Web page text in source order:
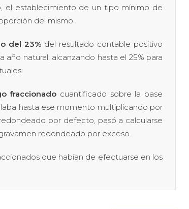
el establecimiento de un tipo mínimo de
del mismo.
del 23% del resultado contable positivo
año natural, alcanzando hasta el 25% para
fraccionado cuantificado sobre la base
hasta ese momento multiplicando por
por defecto, pasó a calcularse
redondeado por exceso.
que habían de efectuarse en los